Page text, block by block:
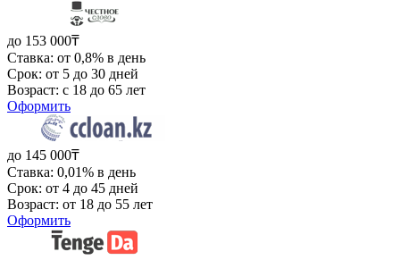
до 153 000₸
Ставка: от 0,8% в день
Срок: от 5 до 30 дней
Возраст: с 18 до 65 лет
Оформить
до 145 000₸
Ставка: 0,01% в день
Срок: от 4 до 45 дней
Возраст: от 18 до 55 лет
Оформить